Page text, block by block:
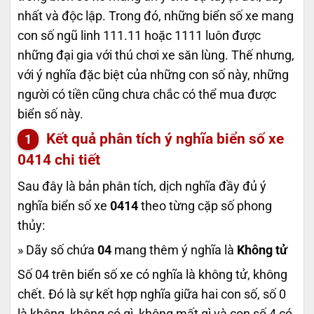
nhất và độc lập. Trong đó, những biển số xe mang
con số ngũ linh 111.11 hoặc 1111 luôn được
những đại gia với thú chơi xe săn lùng. Thế nhưng,
với ý nghĩa đặc biệt của những con số này, những
người có tiền cũng chưa chắc có thể mua được
biển số này.
Kết quả phân tích ý nghĩa biển số xe
0414 chi tiết
Sau đây là bản phân tích, dịch nghĩa đầy đủ ý
nghĩa biển số xe 0414 theo từng cặp số phong
thủy:
» Dãy số chứa 04 mang thêm ý nghĩa là Không tử
Số 04 trên biển số xe có nghĩa là không tử, không
chết. Đó là sự kết hợp nghĩa giữa hai con số, số 0